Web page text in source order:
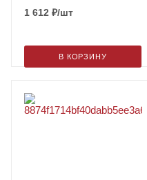
1 612 ₽/шт
В КОРЗИНУ